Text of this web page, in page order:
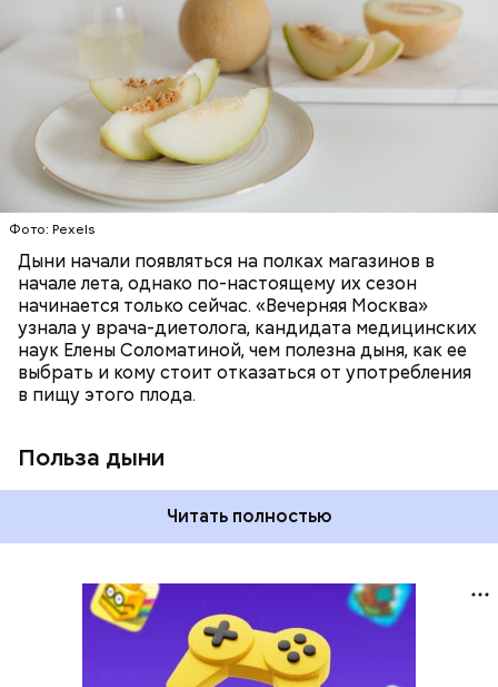
Фото: Pexels
Дыни начали появляться на полках магазинов в
начале лета, однако по-настоящему их сезон
начинается только сейчас. «Вечерняя Москва»
узнала у врача-диетолога, кандидата медицинских
наук Елены Соломатиной, чем полезна дыня, как ее
выбрать и кому стоит отказаться от употребления
в пищу этого плода.
Польза дыни
жидкости, поэтому организму не нужно тратить
много энергии, чтобы ее усвоить, рассказала
доктор. Кроме того, этот плод богат витаминами и
минералами. Так, в дыне содержатся:
бета-каротин (провитамин А) — отвечает за
поддержание иммунитета, зрения и
необходим для обновления кожи. Дыня
«делает пилинг изнутри», обновляет
слизистые оболочки органов. А еще именно
бета-каротин обеспечивает дыне желтый
лютеин и зеаксантин — эти каротиноиды
отлично поддерживают наше зрение;
калий — оказывает мочегонное действие,
поддерживает сердечно-сосудистую
систему и предотвращает скачки давления;
магний — помогает калию и не дает сосудам
спазмироваться.
Читать полностью
ЗДОРОВЬЕ
ПРАВИЛЬНОЕ ПИТАНИЕ
ОВОЩИ
ЛЕТО ФРУКТЫ